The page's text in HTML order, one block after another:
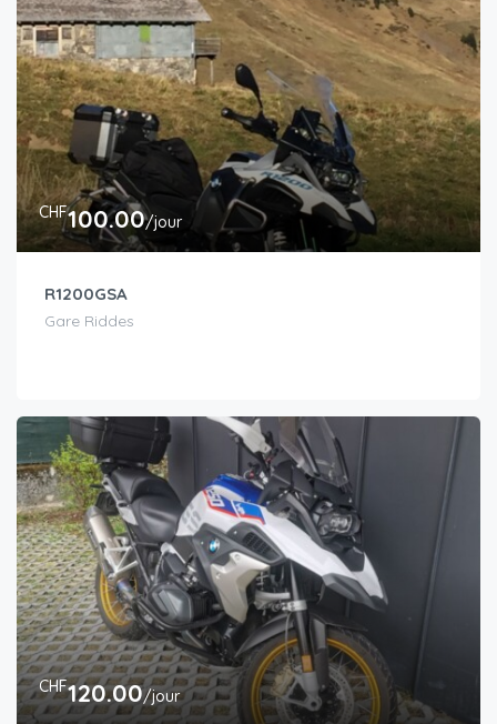
CHF100.00/jour
R1200GSA
Gare Riddes
CHF120.00/jour